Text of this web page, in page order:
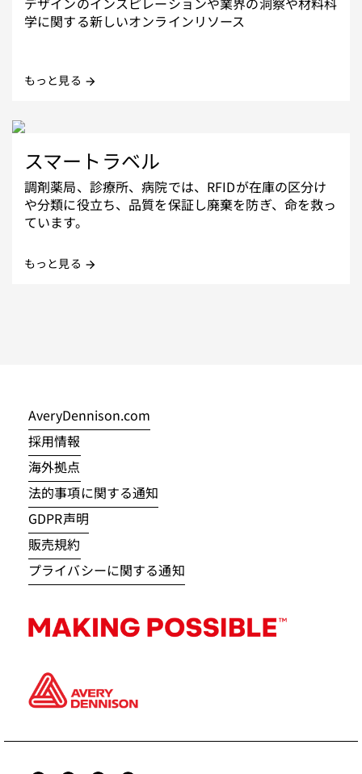
学に関する新しいオンラインリソース
もっと見る arrow_forward
スマートラベル
調剤薬局、診療所、病院では、RFIDが在庫の区分け
や分類に役立ち、品質を保証し廃棄を防ぎ、命を救っ
ています。
もっと見る arrow_forward
AveryDennison.com
採用情報
海外拠点
法的事項に関する通知
GDPR声明
販売規約
プライバシーに関する通知